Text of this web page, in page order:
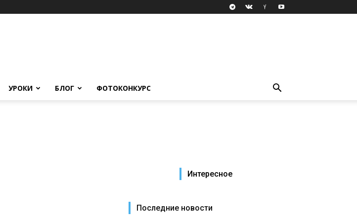
УРОКИ БЛОГ ФОТОКОНКУРС
Интересное
Последние новости